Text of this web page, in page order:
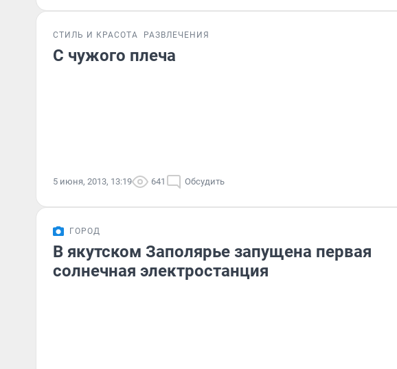
СТИЛЬ И КРАСОТА РАЗВЛЕЧЕНИЯ
С чужого плеча
5 июня, 2013, 13:19 641 Обсудить
ГОРОД
В якутском Заполярье запущена первая
солнечная электростанция